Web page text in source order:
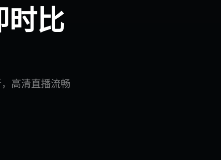
比
高清直播流畅